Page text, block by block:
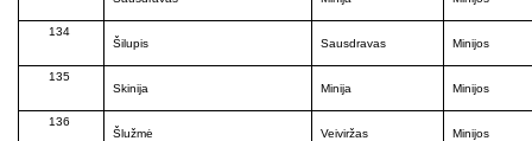
134
Šilupis
Sausdravas Minijos
135
Skinija
Minija Minijos
136
Šlužmė
Veiviržas Minijos